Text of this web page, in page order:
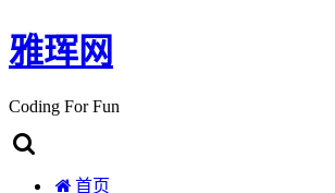
雅珲网
Coding For Fun
首页